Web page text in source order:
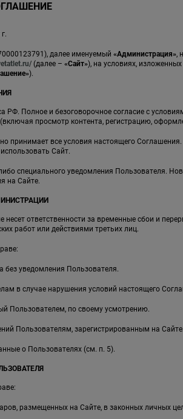
далее именуемый «Администрация»,
(далее – «Сайт»), на условиях,
).
РФ. Полное и безоговорочное согласие с
просмотр контента, регистрацию,
принимает все условия настоящего
Сайт.
специального уведомления Пользователя.
на Сайте.
ответственности за временные сбои и
работ или действиями третьих лиц.
без уведомления Пользователя.
в случае нарушения условий настоящего
Пользователем, по своему усмотрению.
Пользователям, зарегистрированным на Сайте.
о Пользователях (см. п. 5).
размещенных на Сайте, в законных личных